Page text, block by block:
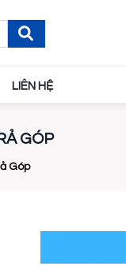
LIÊN HỆ
GÓP
Góp